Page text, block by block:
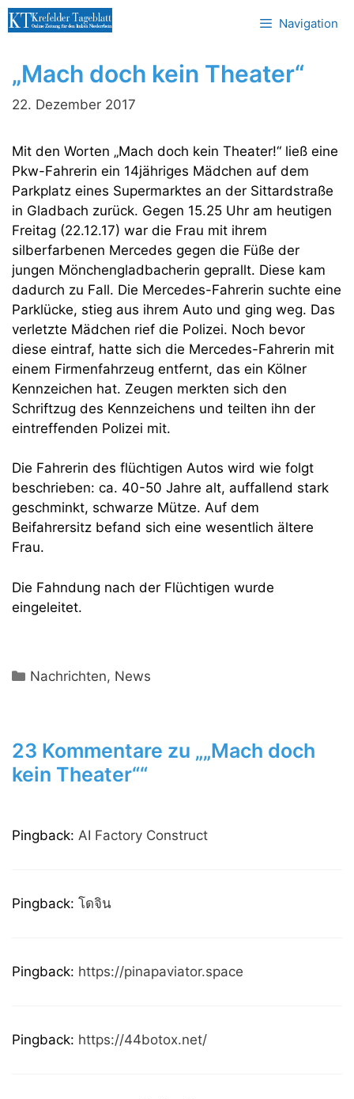
Zum
Inhalt
Navigation
„Mach doch kein Theater“
22. Dezember 2017
Mit den Worten „Mach doch kein Theater!“ ließ eine
Pkw-Fahrerin ein 14jähriges Mädchen auf dem
Parkplatz eines Supermarktes an der Sittardstraße
in Gladbach zurück. Gegen 15.25 Uhr am heutigen
Freitag (22.12.17) war die Frau mit ihrem
silberfarbenen Mercedes gegen die Füße der
jungen Mönchengladbacherin geprallt. Diese kam
dadurch zu Fall. Die Mercedes-Fahrerin suchte eine
Parklücke, stieg aus ihrem Auto und ging weg. Das
verletzte Mädchen rief die Polizei. Noch bevor
diese eintraf, hatte sich die Mercedes-Fahrerin mit
einem Firmenfahrzeug entfernt, das ein Kölner
Kennzeichen hat. Zeugen merkten sich den
Schriftzug des Kennzeichens und teilten ihn der
eintreffenden Polizei mit.
Die Fahrerin des flüchtigen Autos wird wie folgt
beschrieben: ca. 40-50 Jahre alt, auffallend stark
geschminkt, schwarze Mütze. Auf dem
Beifahrersitz befand sich eine wesentlich ältere
Frau.
Die Fahndung nach der Flüchtigen wurde
eingeleitet.
Kategorien
Nachrichten, News
23 Kommentare zu „„Mach doch
kein Theater““
Pingback: AI Factory Construct
Pingback: โดจิน
Pingback: https://pinapaviator.space
Pingback: https://44botox.net/